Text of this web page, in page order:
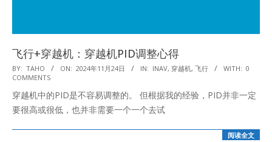
飞行+穿越机：穿越机PID调整心得
2024-
11-
24
BY: TAHO ON: 2024年11月24日 IN: INAV, 穿越机, 飞行 WITH: 0
COMMENTS
穿越机中的PID是不容易调整的。 但根据我的经验，PID并非一定
要很高或很低，也并非需要一个一个去试
阅读全文